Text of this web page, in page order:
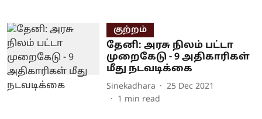
குற்றம்
தேனி: அரசு நிலம் பட்டா
முறைகேடு - 9 அதிகாரிகள்
மீது நடவடிக்கை
Sinekadhara
25 Dec 2021
1 min read